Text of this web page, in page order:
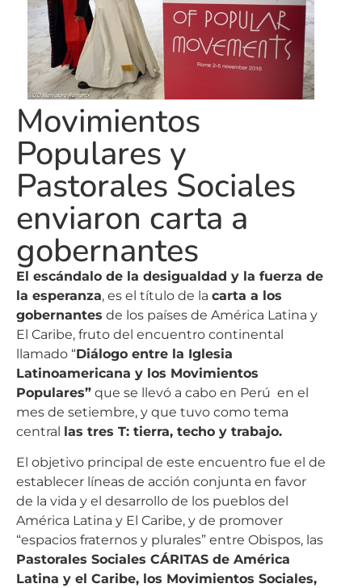
Movimientos
Populares y
Pastorales Sociales
enviaron carta a
gobernantes
El escándalo de la desigualdad y la fuerza de
la esperanza, es el título de la carta a los
gobernantes de los países de América Latina y
El Caribe, fruto del encuentro continental
llamado “Diálogo entre la Iglesia
Latinoamericana y los Movimientos
Populares” que se llevó a cabo en Perú en el
mes de setiembre, y que tuvo como tema
central las tres T: tierra, techo y trabajo.
El objetivo principal de este encuentro fue el de
establecer líneas de acción conjunta en favor
de la vida y el desarrollo de los pueblos del
América Latina y El Caribe, y de promover
“espacios fraternos y plurales” entre Obispos, las
Pastorales Sociales CÁRITAS de América
Latina y el Caribe, los Movimientos Sociales,